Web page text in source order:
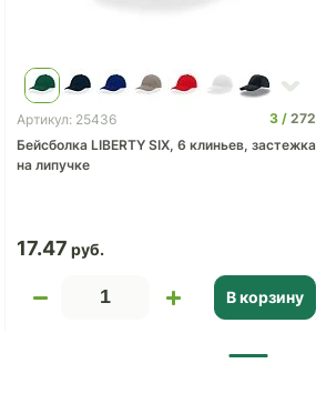
Артикул: 25436 3
272
Бейсболка LIBERTY SIX, 6 клиньев, застежка
на липучке
17.47
В корзину